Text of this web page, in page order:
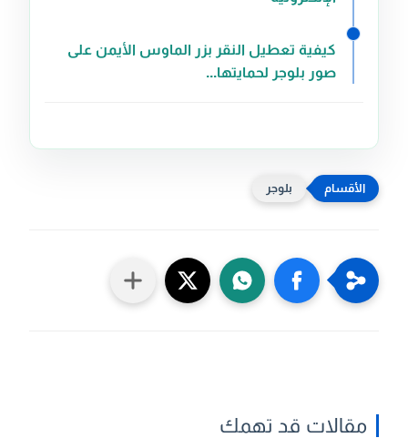
كيفية تعطيل النقر بزر الماوس الأيمن على
صور بلوجر لحمايتها...
بلوجر
مقالات قد تهمك